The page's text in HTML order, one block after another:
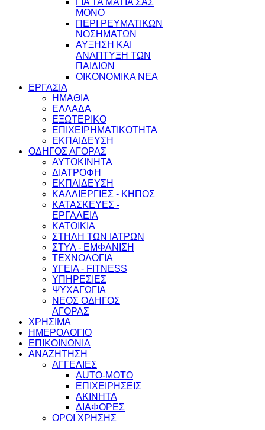
ΓΙΑ ΤΑ ΜΑΤΙΑ ΣΑΣ
ΜΟΝΟ
ΠΕΡΙ ΡΕΥΜΑΤΙΚΩΝ
ΝΟΣΗΜΑΤΩΝ
ΑΥΞΗΣΗ ΚΑΙ
ΑΝΑΠΤΥΞΗ ΤΩΝ
ΠΑΙΔΙΩΝ
ΟΙΚΟΝΟΜΙΚΑ ΝΕΑ
ΕΡΓΑΣΙΑ
ΗΜΑΘΙΑ
ΕΛΛΑΔΑ
ΕΞΩΤΕΡΙΚΟ
ΕΠΙΧΕΙΡΗΜΑΤΙΚΟΤΗΤΑ
ΕΚΠΑΙΔΕΥΣΗ
ΟΔΗΓΟΣ ΑΓΟΡΑΣ
ΑΥΤΟΚΙΝΗΤΑ
ΔΙΑΤΡΟΦΗ
ΕΚΠΑΙΔΕΥΣΗ
ΚΑΛΛΙΕΡΓΙΕΣ - ΚΗΠΟΣ
ΚΑΤΑΣΚΕΥΕΣ -
ΕΡΓΑΛΕΙΑ
ΚΑΤΟΙΚΙΑ
ΣΤΗΛΗ ΤΩΝ ΙΑΤΡΩΝ
ΣΤΥΛ - ΕΜΦΑΝΙΣΗ
ΤΕΧΝΟΛΟΓΙΑ
ΥΓΕΙΑ - FITNESS
ΥΠΗΡΕΣΙΕΣ
ΨΥΧΑΓΩΓΙΑ
ΝΕΟΣ ΟΔΗΓΟΣ
ΑΓΟΡΑΣ
ΧΡΗΣΙΜΑ
ΗΜΕΡΟΛΟΓΙΟ
ΕΠΙΚΟΙΝΩΝΙΑ
ΑΝΑΖΗΤΗΣΗ
ΑΓΓΕΛΙΕΣ
AUTO-MOTO
ΕΠΙΧΕΙΡΗΣΕΙΣ
ΑΚΙΝΗΤΑ
ΔΙΑΦΟΡΕΣ
ΟΡΟΙ ΧΡΗΣΗΣ